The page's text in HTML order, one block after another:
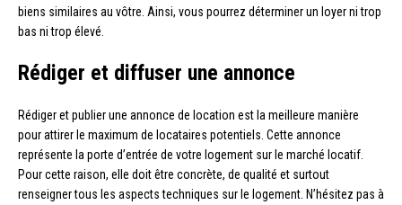
biens similaires au vôtre. Ainsi, vous pourrez déterminer un loyer ni trop
bas ni trop élevé.
Rédiger et diffuser une annonce
Rédiger et publier une annonce de location est la meilleure manière
pour attirer le maximum de locataires potentiels. Cette annonce
représente la porte d’entrée de votre logement sur le marché locatif.
Pour cette raison, elle doit être concrète, de qualité et surtout
renseigner tous les aspects techniques sur le logement. N’hésitez pas à